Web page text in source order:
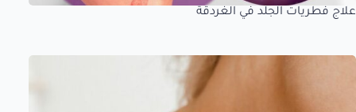
علاج فطريات الجلد في الغردقة